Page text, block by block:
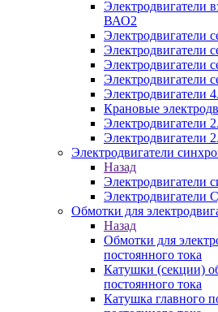
Электродвигатели
ВАО2
Электродвигатели
Электродвигатели
Электродвигатели
Электродвигатели
Крановые
Электродвигатели
Электродвигатели
Электродвигатели
Назад
Электродвигатели
Электродвигатели
Обмотки для
Назад
Обмотки для
постоянного тока
Катушки (секции)
постоянного тока
Катушка главного